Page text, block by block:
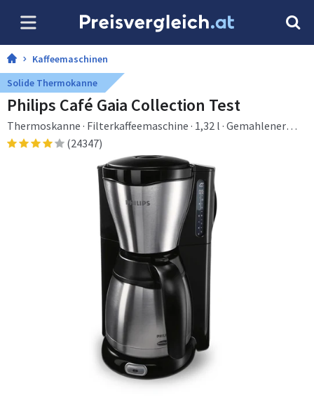
Kaffeemaschinen
Solide Thermokanne
Philips Café Gaia Collection Test
Thermoskanne · Filterkaffeemaschine · 1,32 l · Gemahlener
Kaffee · 1100 W(24347)